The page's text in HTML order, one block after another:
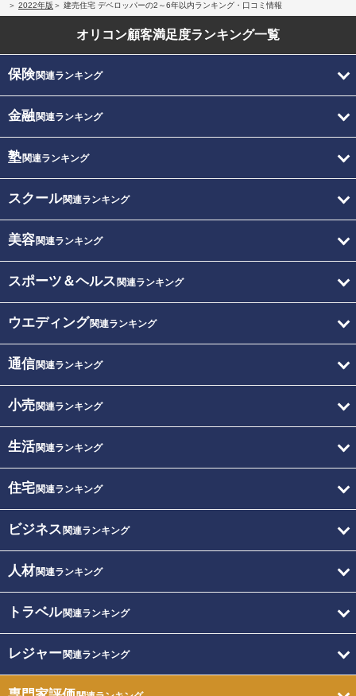
2022年版
建売住宅 デベロッパーの2～6年以内ランキング・口コミ情報
オリコン顧客満足度ランキング一覧
保険関連ランキング
金融関連ランキング
塾関連ランキング
スクール関連ランキング
美容関連ランキング
スポーツ＆ヘルス 関連ランキング
ウエディング関連ランキング
通信関連ランキング
小売関連ランキング
生活関連ランキング
住宅関連ランキング
ビジネス 関連ランキング
人材関連ランキング
トラベル関連ランキング
レジャー関連ランキング